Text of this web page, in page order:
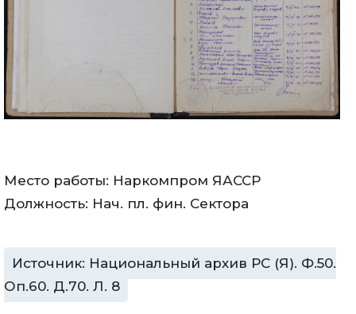
Место работы: Наркомпром ЯАССР
Должность: Нач. пл. фин. Сектора
Источник: Национальный архив РС (Я). Ф.50.
Оп.60. Д.70. Л. 8